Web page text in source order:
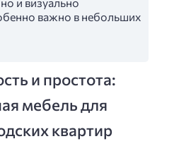
важно в небольших
и простота:
мебель для
квартир